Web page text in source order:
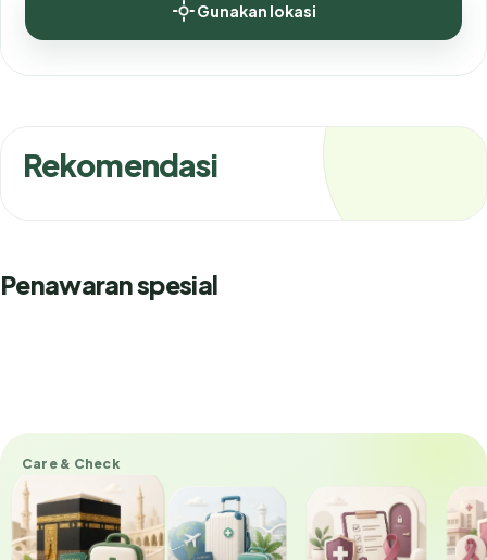
Gunakan lokasi
Rekomendasi
Penawaran spesial
Care & Check